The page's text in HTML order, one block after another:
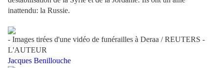
inattendu: la Russie.
- Images tirées d'une vidéo de funérailles à Deraa / REUTERS -
L'AUTEUR
Jacques Benillouche